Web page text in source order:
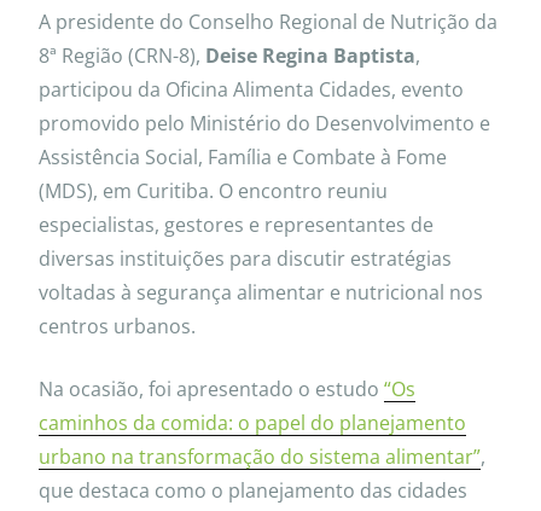
A presidente do Conselho Regional de Nutrição da
8ª Região (CRN-8), Deise Regina Baptista,
participou da Oficina Alimenta Cidades, evento
promovido pelo Ministério do Desenvolvimento e
Assistência Social, Família e Combate à Fome
(MDS), em Curitiba. O encontro reuniu
especialistas, gestores e representantes de
diversas instituições para discutir estratégias
voltadas à segurança alimentar e nutricional nos
centros urbanos.
Na ocasião, foi apresentado o estudo “Os
caminhos da comida: o papel do planejamento
urbano na transformação do sistema alimentar”,
que destaca como o planejamento das cidades